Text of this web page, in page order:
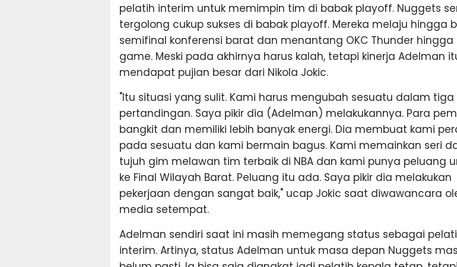
pelatih interim untuk memimpin tim di babak playoff. Nuggets
tergolong cukup sukses di babak playoff. Mereka melaju hingga
semifinal konferensi barat dan menantang OKC Thunder hingga
game. Meski pada akhirnya harus kalah, tetapi kinerja Adelman
mendapat pujian besar dari Nikola Jokic.
"Itu situasi yang sulit. Kami harus mengubah sesuatu dalam tiga
pertandingan. Saya pikir dia (Adelman) melakukannya. Para
bangkit dan memiliki lebih banyak energi. Dia membuat kami
pada sesuatu dan kami bermain bagus. Kami memainkan seri
tujuh gim melawan tim terbaik di NBA dan kami punya peluang
ke Final Wilayah Barat. Peluang itu ada. Saya pikir dia melakukan
pekerjaan dengan sangat baik," ucap Jokic saat diwawancara
media setempat.
Adelman sendiri saat ini masih memegang status sebagai
interim. Artinya, status Adelman untuk masa depan Nuggets